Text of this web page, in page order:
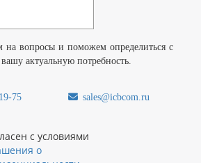
на вопросы и поможем определиться с
актуальную потребность.
75 sales@icbcom.ru
с условиями
о